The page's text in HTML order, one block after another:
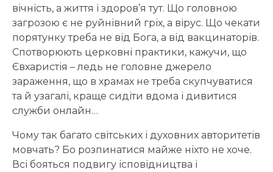
вічність, а життя і здоров’я тут. Що головною
загрозою є не руйнівний гріх, а вірус. Що чекати
порятунку треба не від Бога, а від вакцинаторів.
Спотворюють церковні практики, кажучи, що
Євхаристія – ледь не головне джерело
зараження, що в храмах не треба скупчуватися
та й узагалі, краще сидіти вдома і дивитися
служби онлайн…
Чому так багато світських і духовних авторитетів
мовчать? Бо розпинатися майже ніхто не хоче.
Всі бояться подвигу ісповідництва і